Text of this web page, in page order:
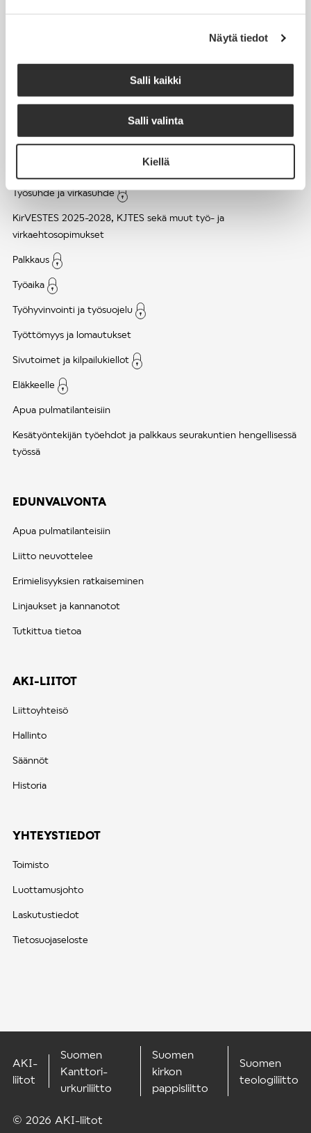
Näytä tiedot
Salli kaikki
Salli valinta
Kiellä
JOBI
TYÖELÄMÄOPAS
Työsuhde ja virkasuhde
KirVESTES 2025-2028, KJTES sekä muut työ- ja
virkaehtosopimukset
Palkkaus
Työaika
Työhyvinvointi ja työsuojelu
Työttömyys ja lomautukset
Sivutoimet ja kilpailukiellot
Eläkkeelle
Apua pulmatilanteisiin
Kesätyöntekijän työehdot ja palkkaus seurakuntien hengellisessä
työssä
EDUNVALVONTA
Apua pulmatilanteisiin
Liitto neuvottelee
Erimielisyyksien ratkaiseminen
Linjaukset ja kannanotot
Tutkittua tietoa
AKI-LIITOT
Liittoyhteisö
Hallinto
Säännöt
Historia
YHTEYSTIEDOT
Toimisto
Luottamusjohto
Laskutustiedot
Tietosuojaseloste
© 2026 AKI-liitot
AKI-
liitot
Suomen
Kanttori-
urkuriliitto
Suomen
kirkon
pappisliitto
Suomen
teologiliitto